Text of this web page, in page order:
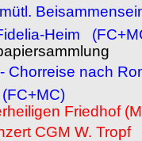
Chorreise nach
Friedhof
CGM W. Tropf